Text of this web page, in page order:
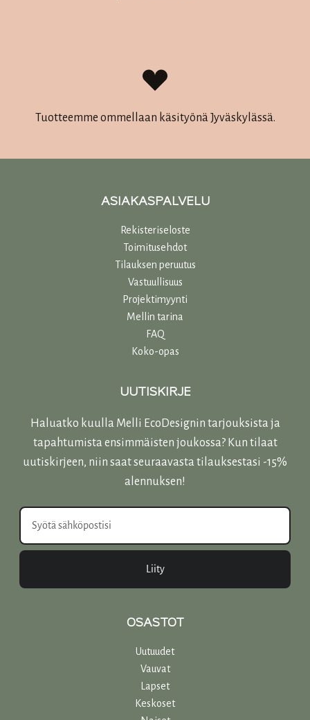
Tuotteemme ommellaan käsityönä Jyväskylässä.
ASIAKASPALVELU
Rekisteriseloste
Toimitusehdot
Tilauksen peruutus
Vastuullisuus
Projektimyynti
Mellin tarina
FAQ
Koko-opas
UUTISKIRJE
Haluatko kuulla Melli EcoDesignin tarjouksista ja
tapahtumista ensimmäisten joukossa? Kun tilaat
uutiskirjeen, niin saat seuraavasta tilauksestasi -15%
alennuksen!
Liity
OSASTOT
Uutuudet
Vauvat
Lapset
Keskoset